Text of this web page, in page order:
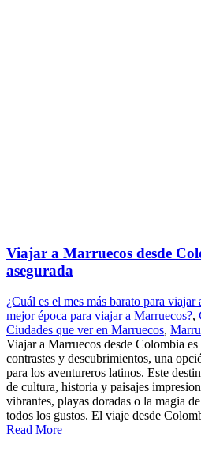
Viajar a Marruecos desde
asegurada
¿Cuál es el mes más barato para viajar
mejor época para viajar a Marruecos?,
Ciudades que ver en Marruecos,
Viajar a Marruecos desde Colombia
contrastes y descubrimientos, una
para los aventureros latinos. Este
de cultura, historia y paisajes
vibrantes, playas doradas o la magia
todos los gustos. El viaje desde
Read More